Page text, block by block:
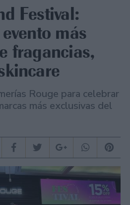
Festival:
más
fragancias,
Rouge para celebrar
más exclusivas del